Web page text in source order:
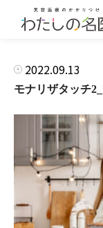
2022.09.13
モナリザタッチ